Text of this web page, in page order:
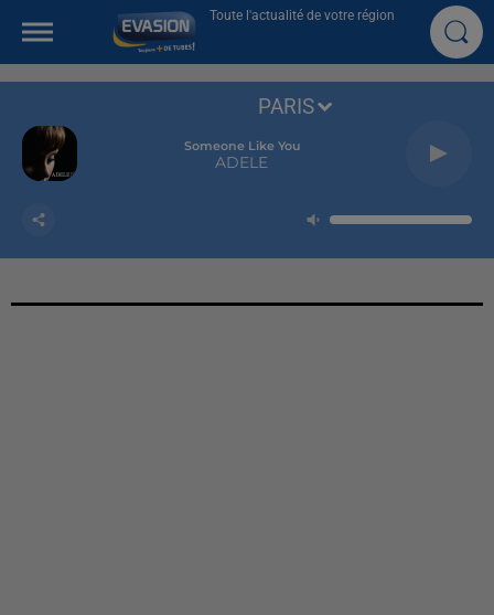
Toute l'actualité de votre région
Someone Like You
ADELE
PARIS